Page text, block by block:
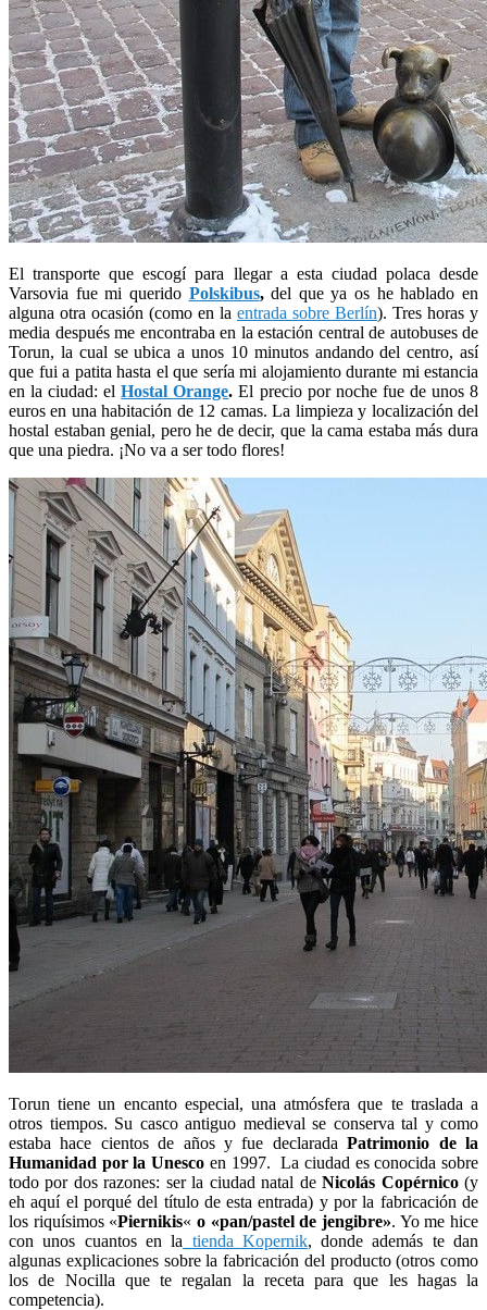
El transporte que escogí para llegar a esta ciudad polaca desde
Varsovia fue mi querido Polskibus,del que ya os he hablado en
alguna otra ocasión (como en la entrada sobre Berlín). Tres horas y
media después me encontraba en la estación central de autobuses de
Torun, la cual se ubica a unos 10 minutos andando del centro, así
que fui a patita hasta el que sería mi alojamiento durante mi estancia
en la ciudad: el Hostal Orange. El precio por noche fue de unos 8
euros en una habitación de 12 camas. La limpieza y localización del
hostal estaban genial, pero he de decir, que la cama estaba más dura
que una piedra. ¡No va a ser todo flores!
Torun tiene un encanto especial, una atmósfera que te traslada a
otros tiempos. Su casco antiguo medieval se conserva tal y como
estaba hace cientos de años y fue declaradaPatrimonio de la
Humanidad por la Unesco en 1997. La ciudad es conocida sobre
todo por dos razones: ser la ciudad natal deNicolás Copérnico(y
eh aquí el porqué del título de esta entrada) y por la fabricación de
los riquísimos «Piernikis« o «pan/pastel de jengibre». Yo me hice
con unos cuantos en la tienda Kopernik, donde además te dan
algunas explicaciones sobre la fabricación del producto (otros como
los de Nocilla que te regalan la receta para que les hagas la
competencia).